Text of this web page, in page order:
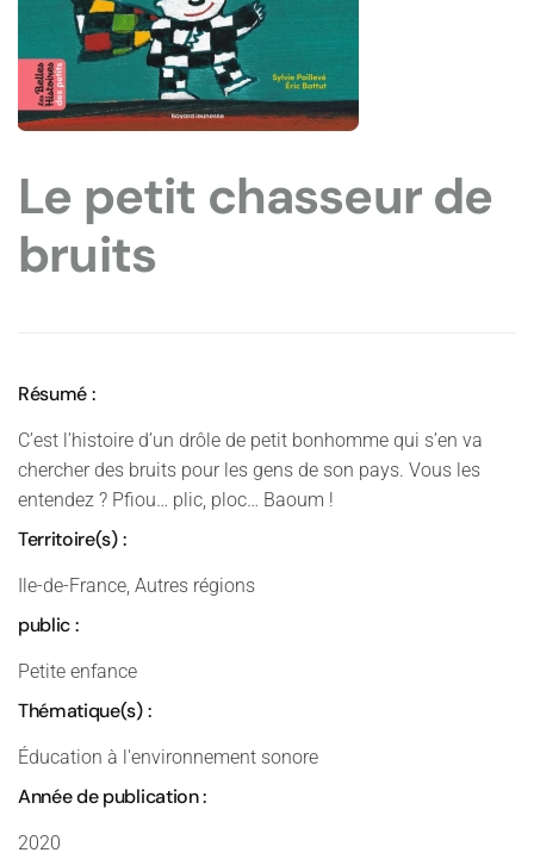
Le petit chasseur de
bruits
Résumé :
C’est l’histoire d’un drôle de petit bonhomme qui s’en va
chercher des bruits pour les gens de son pays. Vous les
entendez ? Pfiou… plic, ploc… Baoum !
Territoire(s) :
Ile-de-France, Autres régions
public :
Petite enfance
Thématique(s) :
Éducation à l'environnement sonore
Année de publication :
2020